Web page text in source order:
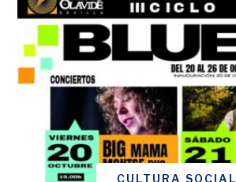
CULTURA SOCIAL